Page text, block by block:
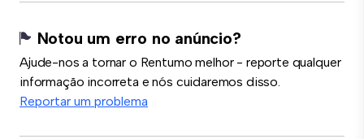
Notou um erro no anúncio?
Ajude-nos a tornar o Rentumo melhor - reporte qualquer
informação incorreta e nós cuidaremos disso.
Reportar um problema